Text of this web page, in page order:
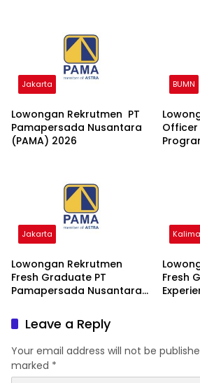
Jakarta
Lowongan Rekrutmen PT
Pamapersada Nusantara
(PAMA) 2026
BUMN
Jakarta
Lowongan Rekrutmen
Fresh Graduate PT
Pamapersada Nusantara
Fresh
Leave a Reply
Your email address will not be
marked *